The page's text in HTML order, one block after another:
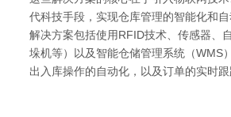
代科技手段，实现仓库管理的智能化和
解决方案包括使用RFID技术、传感器、
垛机等）以及智能仓储管理系统（WMS
出入库操作的自动化，以及订单的实时跟